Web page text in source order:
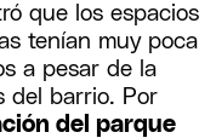
que los espacios
tenían muy poca
a pesar de la
del barrio. Por
del parque